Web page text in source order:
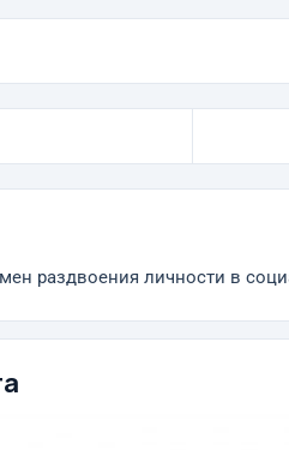
раздвоения личности в